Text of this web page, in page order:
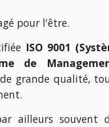
pour l'être.
ISO 9001
de
grande qualité,
ailleurs souvent